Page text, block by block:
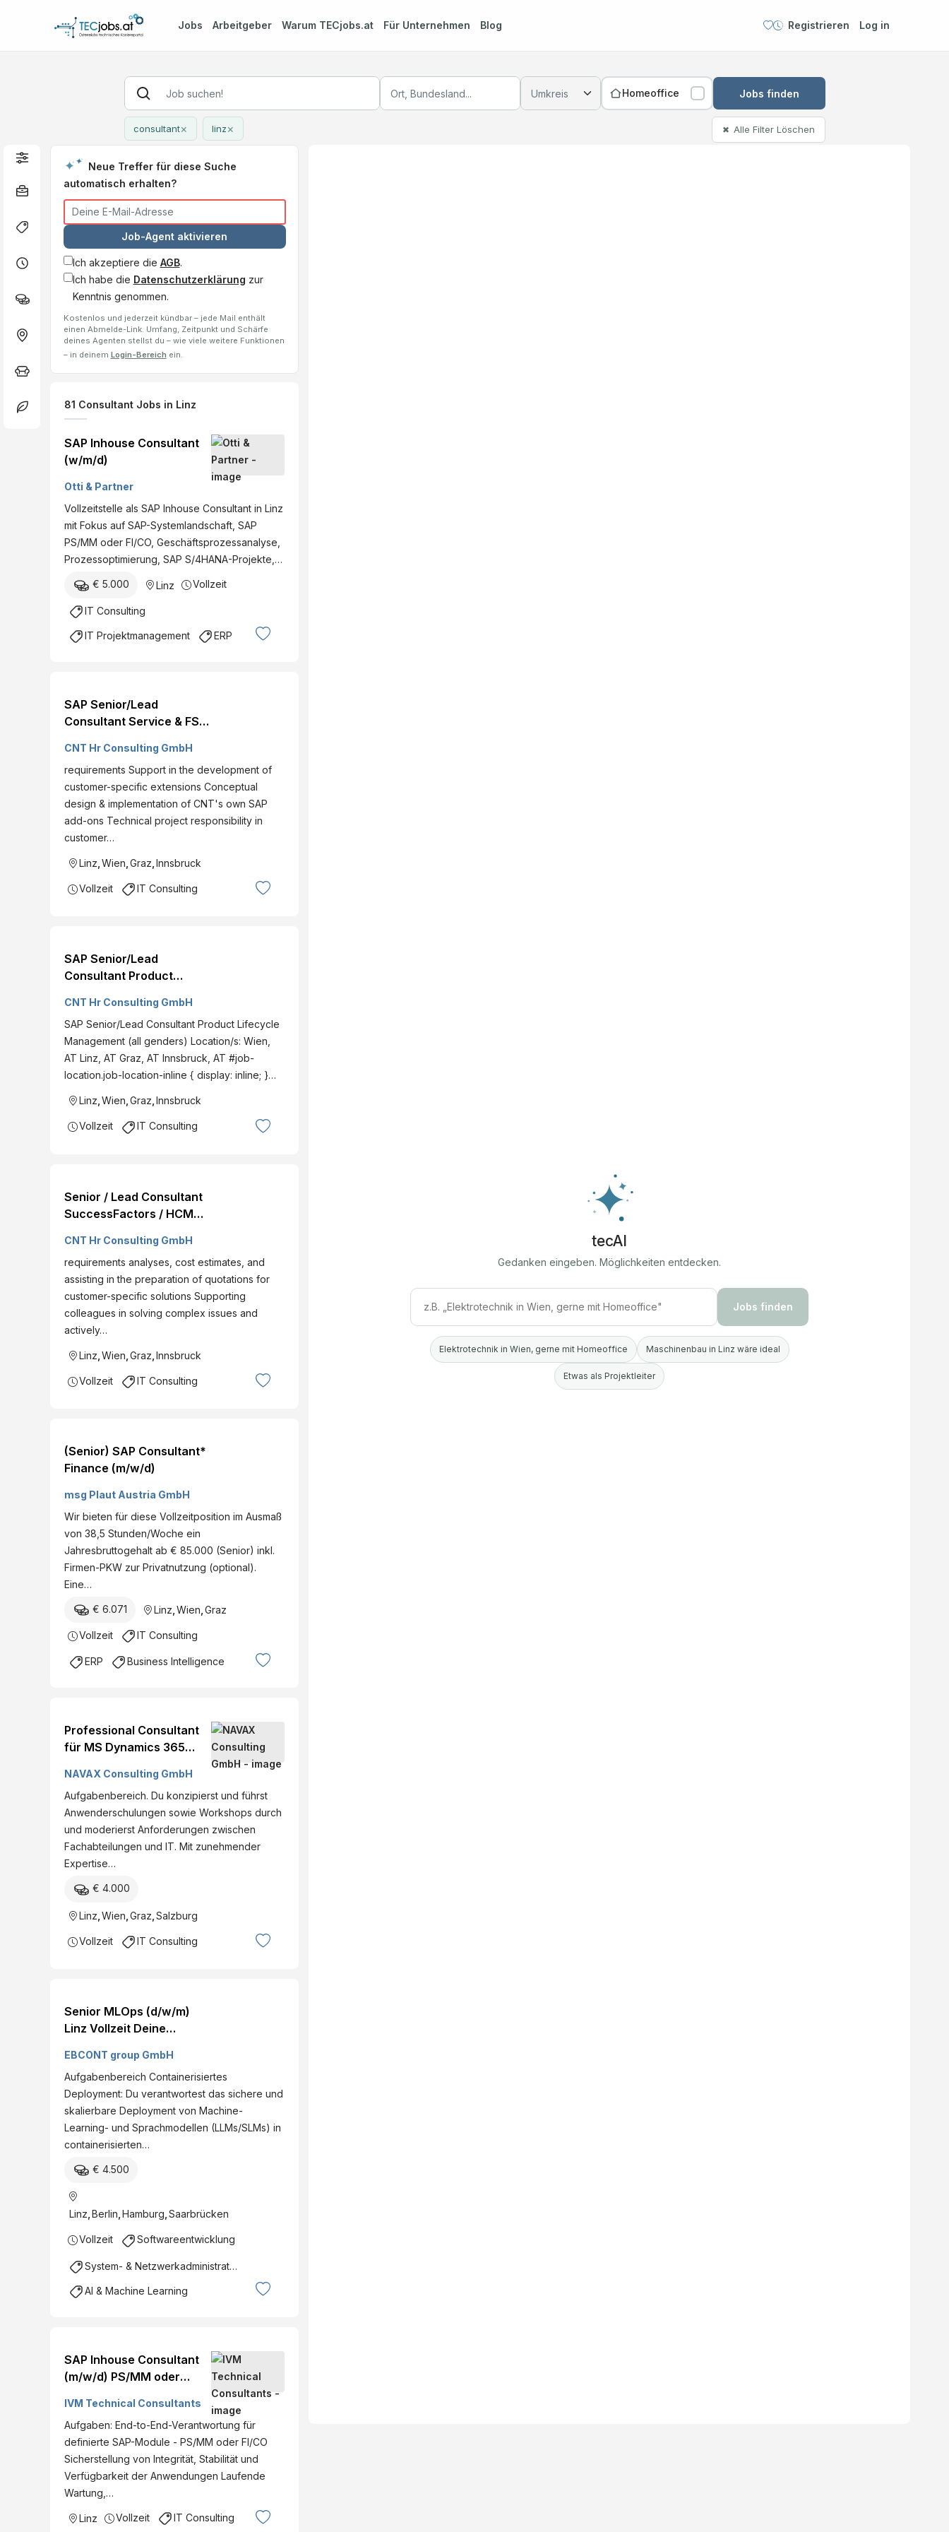
Jobs Arbeitgeber Warum TECjobs.at Für Unternehmen Blog Registrieren Log in
Homeoffice Jobs finden
consultant× linz× ✖ Alle Filter Löschen
Neue Treffer für diese Suche
automatisch erhalten?
Job-Agent aktivieren
Ich akzeptiere die AGB.
Ich habe die Datenschutzerklärung zur
Kenntnis genommen.
Kostenlos und jederzeit kündbar – jede Mail enthält
einen Abmelde-Link. Umfang, Zeitpunkt und Schärfe
deines Agenten stellst du – wie viele weitere Funktionen
– in deinem Login-Bereich ein.
81 Consultant Jobs in Linz
SAP Inhouse Consultant
(w/m/d)
Otti & Partner
Vollzeitstelle als SAP Inhouse Consultant in Linz
mit Fokus auf SAP-Systemlandschaft, SAP
PS/MM oder FI/CO, Geschäftsprozessanalyse,
Prozessoptimierung, SAP S/4HANA-Projekte,…
€ 5.000 Linz Vollzeit
IT Consulting
IT Projektmanagement ERP
SAP Senior/Lead
Consultant Service & FSM
CNT Hr Consulting GmbH
requirements Support in the development of
customer-specific extensions Conceptual
design & implementation of CNT's own SAP
add-ons Technical project responsibility in
customer…
Linz Wien Graz Innsbruck
Vollzeit IT Consulting
SAP Senior/Lead
Consultant Product
(all genders)
CNT Hr Consulting GmbH
SAP Senior/Lead Consultant Product Lifecycle
Management (all genders) Location/s: Wien,
AT Linz, AT Graz, AT Innsbruck, AT #job-
location.job-location-inline { display: inline; }…
Linz,Wien,Graz,Innsbruck
Vollzeit IT Consulting
Senior / Lead Consultant
SuccessFactors / HCM
CNT Hr Consulting GmbH
requirements analyses, cost estimates, and
assisting in the preparation of quotations for
customer-specific solutions Supporting
colleagues in solving complex issues and
actively…
Linz Wien Graz Innsbruck
Vollzeit IT Consulting
(Senior) SAP Consultant*
Finance (m/w/d)
msg Plaut Austria GmbH
Wir bieten für diese Vollzeitposition im Ausmaß
von 38,5 Stunden/Woche ein
Jahresbruttogehalt ab € 85.000 (Senior) inkl.
Firmen-PKW zur Privatnutzung (optional).
Eine…
€ 6.071 Linz Wien Graz
Vollzeit IT Consulting
ERP Business Intelligence
Professional Consultant
für MS Dynamics 365
Wien, Linz, Graz, Salzburg
Vollzeit Festanstellung
NAVAX Consulting GmbH
Aufgabenbereich. Du konzipierst und führst
Anwenderschulungen sowie Workshops durch
und moderierst Anforderungen zwischen
Fachabteilungen und IT. Mit zunehmender
Expertise…
€ 4.000
Linz Wien Graz Salzburg
Vollzeit IT Consulting
Senior MLOps (d/w/m)
Linz Vollzeit Deine
Fürst
EBCONT group GmbH
Aufgabenbereich Containerisiertes
Deployment: Du verantwortest das sichere und
skalierbare Deployment von Machine-
Learning- und Sprachmodellen (LLMs/SLMs) in
containerisierten…
€ 4.500
Linz, Berlin, Hamburg,Saarbrücken
Vollzeit Softwareentwicklung
System- & Netzwerkadministration
AI & Machine Learning
SAP Inhouse Consultant
(m/w/d) PS/MM oder
IVM Technical Consultants
Aufgaben: End-to-End-Verantwortung für
definierte SAP-Module - PS/MM oder FI/CO
Sicherstellung von Integrität, Stabilität und
Verfügbarkeit der Anwendungen Laufende
Wartung,…
Linz Vollzeit IT Consulting
tecAI
Gedanken eingeben. Möglichkeiten entdecken.
Jobs finden
Elektrotechnik in Wien, gerne mit Homeoffice Maschinenbau in Linz wäre ideal
Etwas als Projektleiter